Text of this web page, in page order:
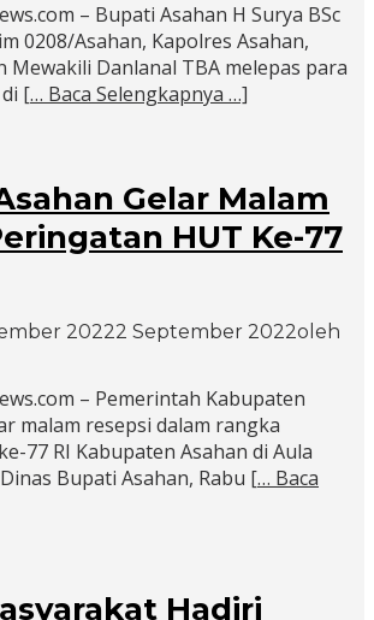
– Bupati Asahan H Surya BSc
0208/Asahan, Kapolres Asahan,
Mewakili Danlanal TBA melepas para
[… Baca Selengkapnya …]
Gelar Malam
HUT Ke-77
20222 September 2022oleh
– Pemerintah Kabupaten
malam resepsi dalam rangka
77 RI Kabupaten Asahan di Aula
Bupati Asahan, Rabu [… Baca
Hadiri